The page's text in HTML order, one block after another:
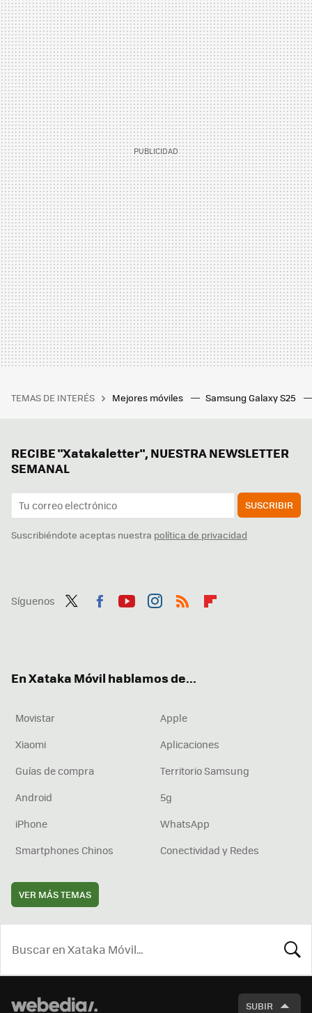
TEMAS DE INTERÉS Mejores móviles Samsung Galaxy S25
RECIBE "Xatakaletter", NUESTRA NEWSLETTER
SEMANAL
SUSCRIBIR
Suscribiéndote aceptas nuestra política de privacidad
Síguenos
En Xataka Móvil hablamos de...
Movistar
Apple
Xiaomi
Aplicaciones
Guías de compra
Territorio Samsung
Android
5g
iPhone
WhatsApp
Smartphones Chinos
Conectividad y Redes
VER MÁS TEMAS
SUBIR